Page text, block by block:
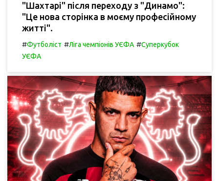
"Шахтарі" після переходу з "Динамо":
"Це нова сторінка в моєму професійному
житті".
#Футболіст #Ліга чемпіонів УЄФА #Суперкубок
УЄФА